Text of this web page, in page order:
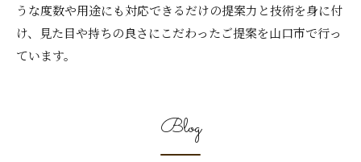
うな度数や用途にも対応できるだけの提案力と技術を身に付
け、見た目や持ちの良さにこだわったご提案を山口市で行っ
ています。
Blog